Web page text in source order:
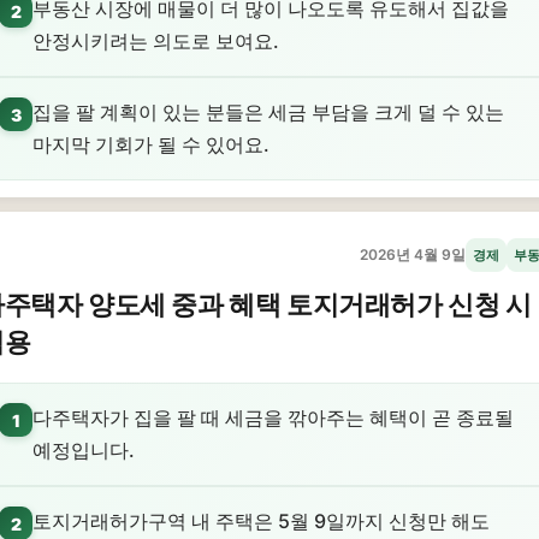
2
부동산 시장에 매물이 더 많이 나오도록 유도해서 집값을
안정시키려는 의도로 보여요.
3
집을 팔 계획이 있는 분들은 세금 부담을 크게 덜 수 있는
마지막 기회가 될 수 있어요.
2026년 4월 9일 경제 부
택자 양도세 중과 혜택 토지거래허가 신청 시
1
다주택자가 집을 팔 때 세금을 깎아주는 혜택이 곧 종료될
예정입니다.
2 토지거래허가구역 내 주택은 5월 9일까지 신청만 해도